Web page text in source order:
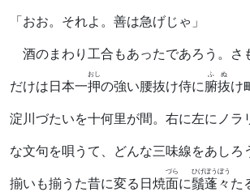
「おお。それよ。善は急げじゃ」
酒のまわり工合もあったであろう。さ
だけは日本一押
おし
の強い腰抜け侍に腑抜
ふぬ
け
淀川づたいを十何里が間。右に左にノラ
な文句を唄うて、どんな三味線をあしろ
揃いも揃うた昔に変る日焼面
づら
に鬚
ひげ
蓬々
ぼうぼう
た